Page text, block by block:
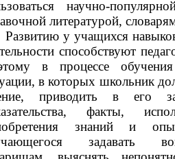
научно-
литературой,
Развитию у учащихся
способствуют
в процессе
в которых школьник
приводить в его
факты,
знаний и
задавать